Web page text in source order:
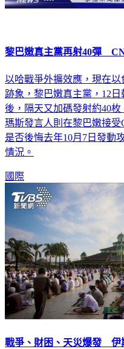
黎巴嫩真主黨再射40彈
以哈戰爭外擴效應，現在
跡象，黎巴嫩真主黨，12
後，隔天又加碼發射約40
瑪斯發言人則在黎巴嫩接受
是否後悔去年10月7日發動
情況。
國際
戰爭、財困、天災爆發 伊